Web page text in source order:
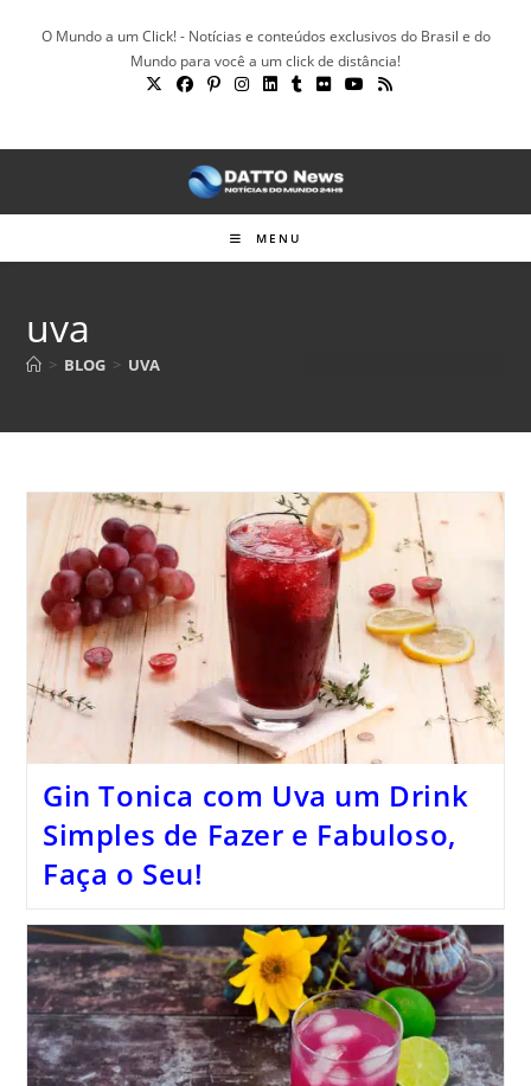
O Mundo a um Click! - Notícias e conteúdos exclusivos do Brasil e do
Mundo para você a um click de distância!
MENU
uva
> BLOG > UVA
Gin Tonica com Uva um Drink
Simples de Fazer e Fabuloso,
Faça o Seu!